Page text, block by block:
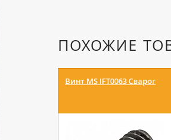
ПОХОЖИЕ
Винт MS IFT0063 Сварог